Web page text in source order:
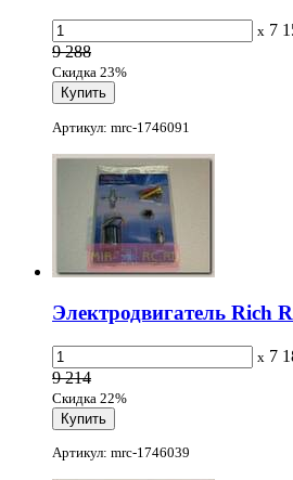
x 7
9 288
Скидка 23%
Артикул: mrc-1746091
Электродвигатель Rich
x 7
9 214
Скидка 22%
Артикул: mrc-1746039